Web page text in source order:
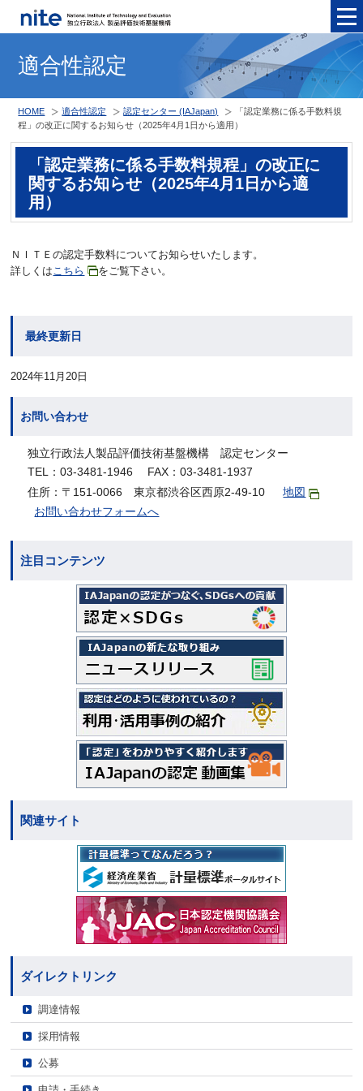
適合性認定
HOME 適合性認定 認定センター (IAJapan)
「認定業務に係る手数料規
程」の改正に関するお知らせ（2025年4月1日から適用）
「認定業務に係る手数料規程」の改正に
関するお知らせ（2025年4月1日から適
用）
ＮＩＴＥの認定手数料についてお知らせいたします。
詳しくは こちら をご覧下さい。
最終更新日
2024年11月20日
お問い合わせ
独立行政法人製品評価技術基盤機構 認定センター
TEL：03-3481-1946 FAX：03-3481-1937
住所：〒151-0066 東京都渋谷区西原2-49-10
地図
お問い合わせフォームへ
注目コンテンツ
関連サイト
ダイレクトリンク
調達情報
採用情報
公募